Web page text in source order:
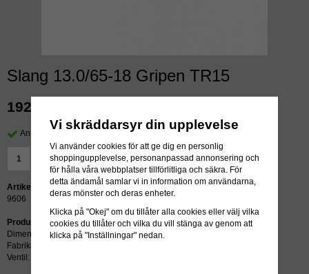
Slang 13.0/65-18 Gripen TR15
192 kr
Antal i lager: 15 st
LÄGG I VARUKORG »
Artikelnummer:
9606
Produktbeskrivning:
Dimension: 13.0/65-18
Fabrikat: Gripen
Ventil: TR15
Vi skräddarsyr din upplevelse
Vi använder cookies för att ge dig en personlig
shoppingupplevelse, personanpassad annonsering och
för hålla våra webbplatser tillförlitliga och säkra. För
detta ändamål samlar vi in information om användarna,
deras mönster och deras enheter.
Klicka på "Okej" om du tillåter alla cookies eller välj vilka
cookies du tillåter och vilka du vill stänga av genom att
klicka på "Inställningar" nedan.